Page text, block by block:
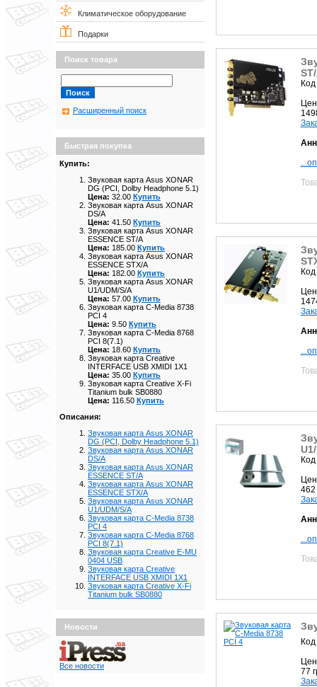
Климатическое оборудование
Подарки
Поиск товара
Расширенный поиск
Быстрая покупка
Купить:
Звуковая карта Asus XONAR
DG (PCI, Dolby Headphone 5.1)
Цена: 32.00 Купить
Звуковая карта Asus XONAR
DS/A
Цена: 41.50 Купить
Звуковая карта Asus XONAR
ESSENCE ST/A
Цена: 185.00 Купить
Звуковая карта Asus XONAR
ESSENCE STX/A
Цена: 182.00 Купить
Звуковая карта Asus XONAR
U1/UDM/S/A
Цена: 57.00 Купить
Звуковая карта C-Media 8738
PCI 4
Цена: 9.50 Купить
Звуковая карта C-Media 8768
PCI 8(7.1)
Цена: 18.60 Купить
Звуковая карта Creative
INTERFACE USB XMIDI 1X1
Цена: 35.00 Купить
Звуковая карта Creative X-Fi
Titanium bulk SB0880
Цена: 116.50 Купить
Описания:
Звуковая карта Asus XONAR
DG (PCI, Dolby Headphone 5.1)
Звуковая карта Asus XONAR
DS/A
Звуковая карта Asus XONAR
ESSENCE ST/A
Звуковая карта Asus XONAR
ESSENCE STX/A
Звуковая карта Asus XONAR
U1/UDM/S/A
Звуковая карта C-Media 8738
PCI 4
Звуковая карта C-Media 8768
PCI 8(7.1)
Звуковая карта Creative E-MU
0404 USB
Звуковая карта Creative
INTERFACE USB XMIDI 1X1
Звуковая карта Creative X-Fi
Titanium bulk SB0880
Новости
Все новости
77